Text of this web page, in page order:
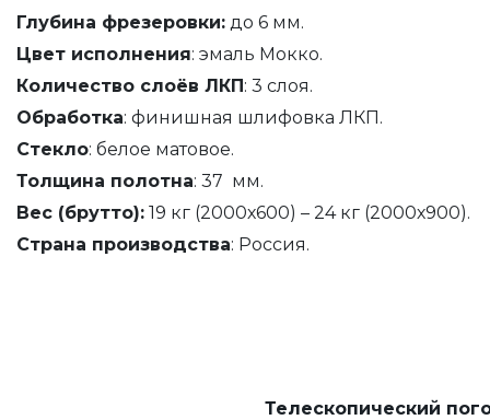
Глубина фрезеровки: до 6 мм.
Цвет исполнения: эмаль Мокко.
Количество слоёв ЛКП: 3 слоя.
Обработка: финишная шлифовка ЛКП.
Стекло: белое матовое.
Толщина полотна: 37 мм.
Вес (брутто): 19 кг (2000х600) – 24 кг (2000х900).
Страна производства: Россия.
Телескопический